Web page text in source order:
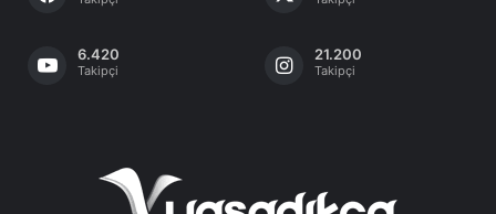
6.420
Takipçi
21.200
Takipçi